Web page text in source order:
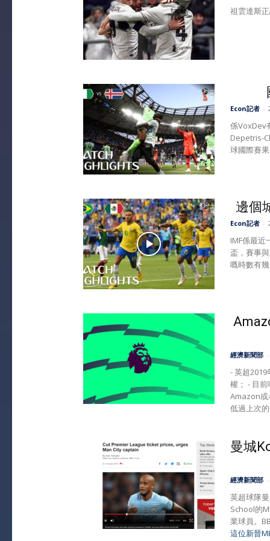
祖雲達斯
Econ記者 -
係VoxDev
Depetris-
球國際賽
邊個
Econ記者 -
IMF係最
盃，賽事
嘅時數有幾
經濟新聞部 -
- 英超
權； - 目
Amazon或
低過上次
曼城
經濟新聞部 -
英超球隊
School的
業球員。
這位新晉